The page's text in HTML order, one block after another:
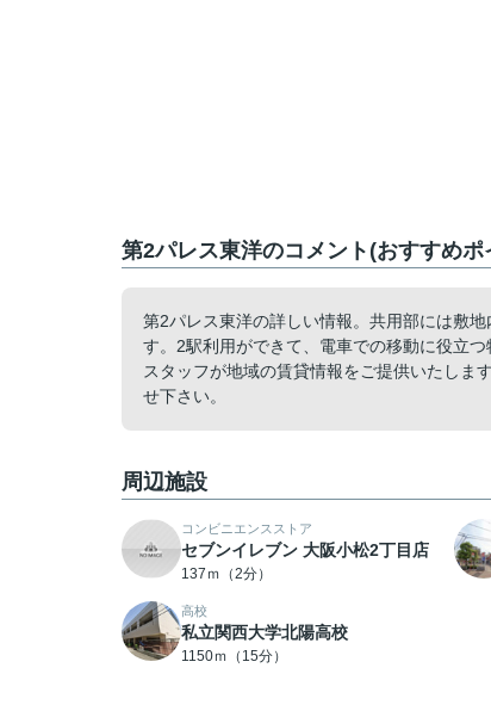
第2パレス東洋のコメント(おすすめポ
第2パレス東洋の詳しい情報。共用部には敷
す。2駅利用ができて、電車での移動に役立
スタッフが地域の賃貸情報をご提供いたしま
せ下さい。
周辺施設
コンビニエンスストア
セブンイレブン 大阪小松2丁目店
137ｍ（2分）
高校
私立関西大学北陽高校
1150ｍ（15分）